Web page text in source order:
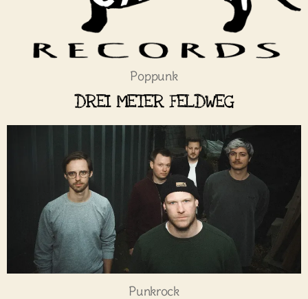
Poppunk
DREI METER FELDWEG
Punkrock